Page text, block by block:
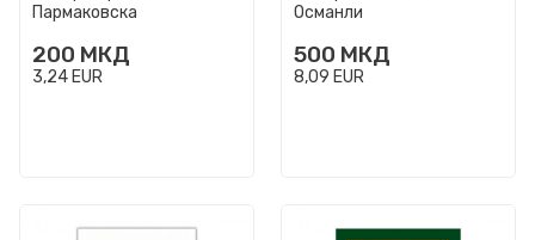
Пармаковска
200 МКД
3,24 EUR
Османли
500 МКД
8,09 EUR